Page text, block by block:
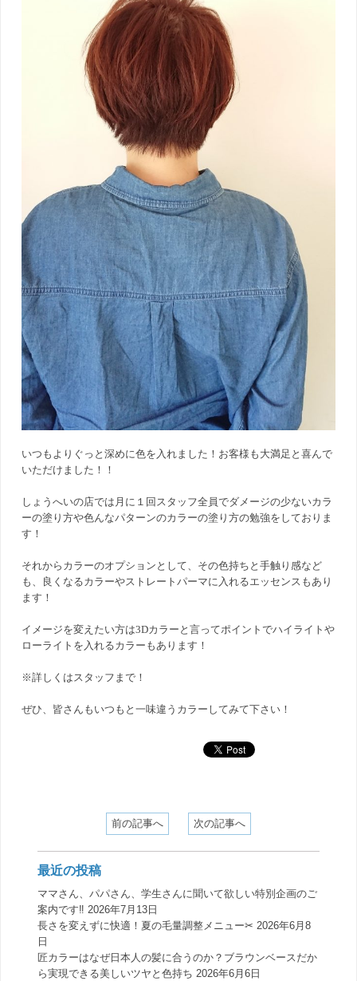
いつもよりぐっと深めに色を入れました！お客様も大満足と喜んで
いただけました！！
しょうへいの店では月に１回スタッフ全員でダメージの少ないカラ
ーの塗り方や色んなパターンのカラーの塗り方の勉強をしておりま
す！
それからカラーのオプションとして、その色持ちと手触り感など
も、良くなるカラーやストレートパーマに入れるエッセンスもあり
ます！
イメージを変えたい方は3Dカラーと言ってポイントでハイライトや
ローライトを入れるカラーもあります！
※詳しくはスタッフまで！
ぜひ、皆さんもいつもと一味違うカラーしてみて下さい！
前の記事へ 次の記事へ
最近の投稿
ママさん、パパさん、学生さんに聞いて欲しい特別企画のご
案内です‼️ 2026年7月13日
長さを変えずに快適！夏の毛量調整メニュー✂︎ 2026年6月8
日
匠カラーはなぜ日本人の髪に合うのか？ブラウンベースだか
ら実現できる美しいツヤと色持ち 2026年6月6日